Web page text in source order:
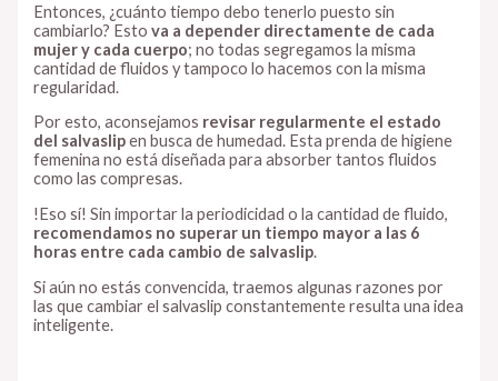
Entonces, ¿cuánto tiempo debo tenerlo puesto sin
cambiarlo? Estova a depender directamente de cada
mujer y cada cuerpo; no todas segregamos la misma
cantidad de fluidos y tampoco lo hacemos con la misma
regularidad.
Por esto, aconsejamos revisar regularmente el estado
del salvaslipen busca de humedad. Esta prenda de higiene
femenina no está diseñada para absorber tantos fluidos
como las compresas.
!Eso sí! Sin importar la periodicidad o la cantidad de fluido,
recomendamos no superar un tiempo mayor a las 6
horas entre cada cambio de salvaslip.
Si aún no estás convencida, traemos algunas razones por
las que cambiar el salvaslip constantemente resulta una idea
inteligente.